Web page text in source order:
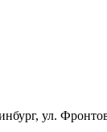
ул.